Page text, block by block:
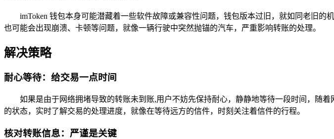
imToken 钱包本身可能潜藏着一些软件故障或兼容性问题，钱包版本过旧，就如同老旧
也可能会出现崩溃、卡顿等问题，就像一辆行驶中突然抛锚的汽车，严重影响转账的处理。
解决策略
耐心等待：给交易一点时间
如果是由于网络拥堵导致的转账未到账,用户不妨先保持耐心，静静地等待一段时间，随
的状态，实时了解交易的处理进度，就像在等待远方的信件，时刻关注着信件的行程。
核对转账信息：严谨是关键